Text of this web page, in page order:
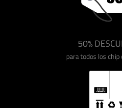
50%
para todos los chip